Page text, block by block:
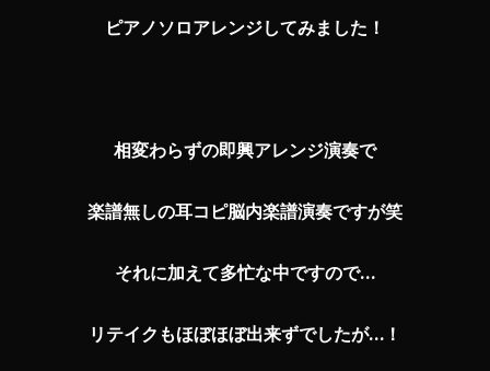
ピアノソロアレンジしてみました！
相変わらずの即興アレンジ演奏で
楽譜無しの耳コピ脳内楽譜演奏ですが笑
それに加えて多忙な中ですので…
リテイクもほぼほぼ出来ずでしたが…！